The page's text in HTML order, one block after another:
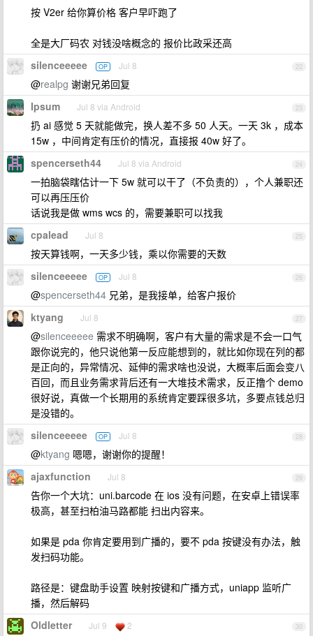
按 V2er 给你算价格 客户早吓跑了
全是大厂码农 对钱没啥概念的 报价比政采还高
22
silenceeeee OP Jul 8
@realpg 谢谢兄弟回复
23
Ipsum Jul 8 via Android
扔 ai 感觉 5 天就能做完，换人差不多 50 人天。一天 3k ，成本
15w ，中间肯定有压价的情况，直接报 40w 好了。
24
spencerseth44 Jul 8 via Android
一拍脑袋瞎估计一下 5w 就可以干了（不负责的），个人兼职还
可以再压压价
话说我是做 wms wcs 的，需要兼职可以找我
25
cpalead Jul 8
按天算钱啊，一天多少钱，乘以你需要的天数
26
silenceeeee OP Jul 8
@spencerseth44 兄弟，是我接单，给客户报价
27
ktyang Jul 8
@silenceeeee 需求不明确啊，客户有大量的需求是不会一口气
跟你说完的，他只说他第一反应能想到的，就比如你现在列的都
是正向的，异常情况、延伸的需求啥也没说，大概率后面会变八
百回，而且业务需求背后还有一大堆技术需求，反正撸个 demo
很好说，真做一个长期用的系统肯定要踩很多坑，多要点钱总归
是没错的。
28
silenceeeee OP Jul 8
@ktyang 嗯嗯，谢谢你的提醒！
29
ajaxfunction Jul 8
告你一个大坑：uni.barcode 在 ios 没有问题，在安卓上错误率
极高，甚至扫柏油马路都能 扫出内容来。
如果是 pda 你肯定要用到广播的，要不 pda 按键没有办法，触
发扫码功能。
路径是：键盘助手设置 映射按键和广播方式，uniapp 监听广
播，然后解码
30
Oldletter Jul 9 2